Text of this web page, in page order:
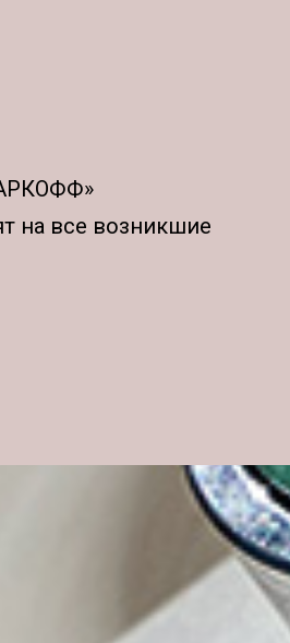
на все возникшие